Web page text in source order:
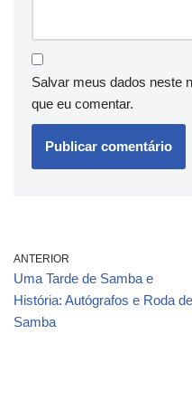
Salvar meus dados neste
que eu comentar.
ANTERIOR
Uma Tarde de Samba e
História: Autógrafos e Roda de
Samba